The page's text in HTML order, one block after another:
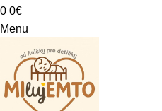
0 0€
Menu